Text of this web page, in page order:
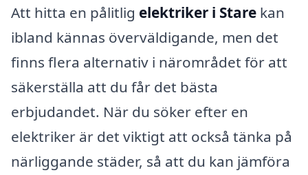
Att hitta en pålitlig elektriker i Stare kan
ibland kännas överväldigande, men det
finns flera alternativ i närområdet för att
säkerställa att du får det bästa
erbjudandet. När du söker efter en
elektriker är det viktigt att också tänka på
närliggande städer, så att du kan jämföra